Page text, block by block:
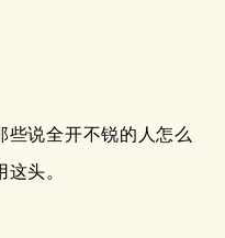
些说全开不锐的人怎么
头。